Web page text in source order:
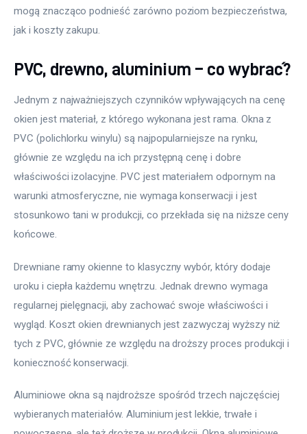
mogą znacząco podnieść zarówno poziom bezpieczeństwa,
jak i koszty zakupu.
PVC, drewno, aluminium – co wybrać?
Jednym z najważniejszych czynników wpływających na cenę
okien jest materiał, z którego wykonana jest rama. Okna z
PVC (polichlorku winylu) są najpopularniejsze na rynku,
głównie ze względu na ich przystępną cenę i dobre
właściwości izolacyjne. PVC jest materiałem odpornym na
warunki atmosferyczne, nie wymaga konserwacji i jest
stosunkowo tani w produkcji, co przekłada się na niższe ceny
końcowe.
Drewniane ramy okienne to klasyczny wybór, który dodaje
uroku i ciepła każdemu wnętrzu. Jednak drewno wymaga
regularnej pielęgnacji, aby zachować swoje właściwości i
wygląd. Koszt okien drewnianych jest zazwyczaj wyższy niż
tych z PVC, głównie ze względu na droższy proces produkcji i
konieczność konserwacji.
Aluminiowe okna są najdroższe spośród trzech najczęściej
wybieranych materiałów. Aluminium jest lekkie, trwałe i